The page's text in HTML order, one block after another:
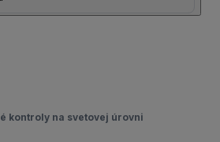
kontroly na svetovej úrovni